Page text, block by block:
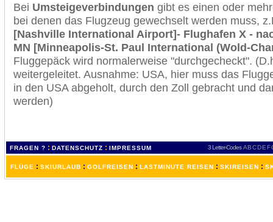
Bei Umsteigeverbindungen gibt es einen oder
bei denen das Flugzeug gewechselt werden muss,
[Nashville International Airport]- Flughafen X -
MN [Minneapolis-St. Paul International (Wold-
Fluggepäck wird normalerweise "durchgecheckt".
weitergeleitet. Ausnahme: USA, hier muss das
in den USA abgeholt, durch den Zoll gebracht und
werden)
FRAGEN ? : DATENSCHUTZ : IMPRESSUM 3 Letter-Codes ABCDEF
FLÜGE : SKIURLAUB : GOLFREISEN : LASTMINUTE REISEN : SKIREISEN :